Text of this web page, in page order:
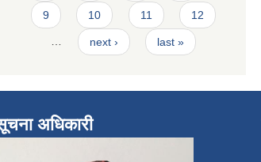
9 10 11 12
… next › last »
अधिकारी